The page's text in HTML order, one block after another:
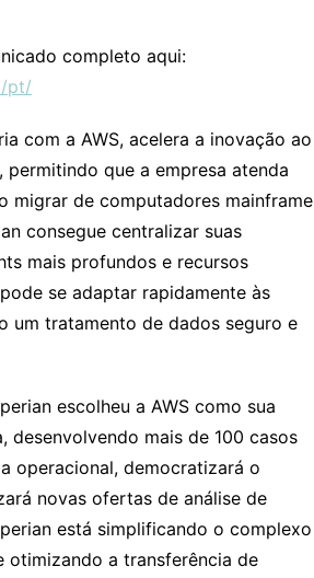
completo aqui:
pt/
com a AWS, acelera a inovação ao
que a empresa atenda
migrar de computadores mainframe
consegue centralizar suas
mais profundos e recursos
se adaptar rapidamente às
um tratamento de dados seguro e
escolheu a AWS como sua
mais de 100 casos
operacional, democratizará o
novas ofertas de análise de
está simplificando o complexo
otimizando a transferência de